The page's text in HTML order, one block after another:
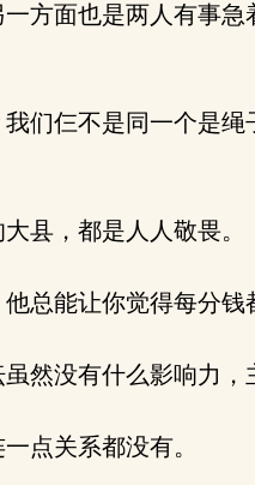
方面也是两人有事
们仨不是同一个是
县，都是人人敬畏。
总能让你觉得每分钱
然没有什么影响力
点关系都没有。